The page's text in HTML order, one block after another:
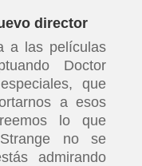
director
a las películas
Doctor
que
a esos
lo que
no se
admirando